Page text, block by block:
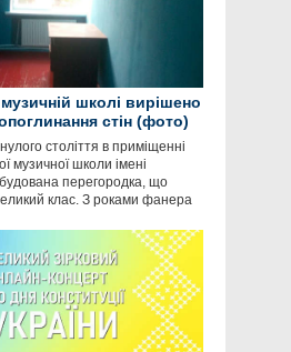
школі вирішено
стін (фото)
століття в приміщенні
музичної школи імені
перегородка, що
клас. З роками фанера